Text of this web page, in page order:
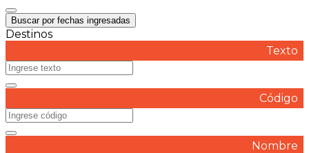
Buscar por fechas ingresadas
Destinos
Texto
Código
Nombre